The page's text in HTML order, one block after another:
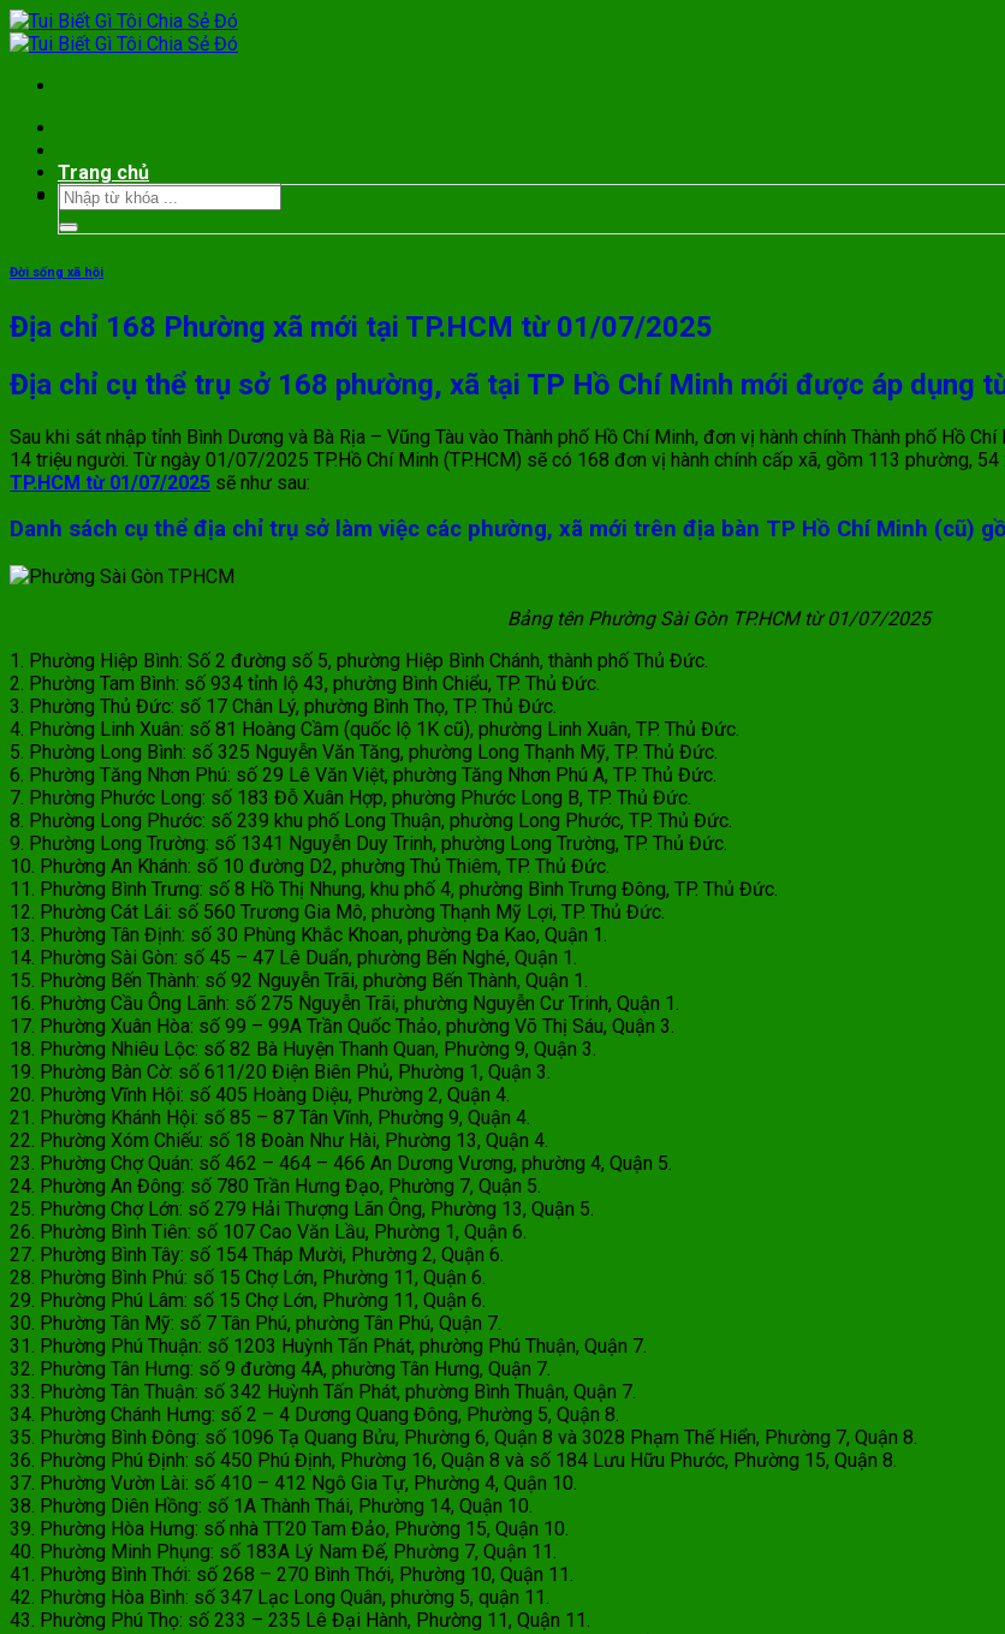
Bỏ
qua
dung
Trang chủ
Đời sống xã hội
Địa chỉ 168 Phường xã mới tại TP.HCM từ 01/07/2025
Địa chỉ cụ thể trụ sở 168 phường, xã tại TP Hồ Chí Minh mới được áp dụng
Sau khi sát nhập tỉnh Bình Dương và Bà Rịa – Vũng Tàu vào Thành phố Hồ Chí Minh, đơn vị hành chính Thành phố Hồ
14 triệu người. Từ ngày 01/07/2025 TP.Hồ Chí Minh (TP.HCM) sẽ có 168 đơn vị hành chính cấp xã, gồm 113 phường, 54
TP.HCM từ 01/07/2025 sẽ như sau:
Danh sách cụ thể địa chỉ trụ sở làm việc các phường, xã mới trên địa bàn TP Hồ Chí Minh (cũ)
Bảng tên Phường Sài Gòn TP.HCM từ 01/07/2025
1. Phường Hiệp Bình: Số 2 đường số 5, phường Hiệp Bình Chánh, thành phố Thủ Đức.
2. Phường Tam Bình: số 934 tỉnh lộ 43, phường Bình Chiểu, TP. Thủ Đức.
3. Phường Thủ Đức: số 17 Chân Lý, phường Bình Thọ, TP. Thủ Đức.
4. Phường Linh Xuân: số 81 Hoàng Cầm (quốc lộ 1K cũ), phường Linh Xuân, TP. Thủ Đức.
5. Phường Long Bình: số 325 Nguyễn Văn Tăng, phường Long Thạnh Mỹ, TP. Thủ Đức.
6. Phường Tăng Nhơn Phú: số 29 Lê Văn Việt, phường Tăng Nhơn Phú A, TP. Thủ Đức.
7. Phường Phước Long: số 183 Đỗ Xuân Hợp, phường Phước Long B, TP. Thủ Đức.
8. Phường Long Phước: số 239 khu phố Long Thuận, phường Long Phước, TP. Thủ Đức.
9. Phường Long Trường: số 1341 Nguyễn Duy Trinh, phường Long Trường, TP. Thủ Đức.
10. Phường An Khánh: số 10 đường D2, phường Thủ Thiêm, TP. Thủ Đức.
11. Phường Bình Trưng: số 8 Hồ Thị Nhung, khu phố 4, phường Bình Trưng Đông, TP. Thủ Đức.
12. Phường Cát Lái: số 560 Trương Gia Mô, phường Thạnh Mỹ Lợi, TP. Thủ Đức.
13. Phường Tân Định: số 30 Phùng Khắc Khoan, phường Đa Kao, Quận 1.
14. Phường Sài Gòn: số 45 – 47 Lê Duẩn, phường Bến Nghé, Quận 1.
15. Phường Bến Thành: số 92 Nguyễn Trãi, phường Bến Thành, Quận 1.
16. Phường Cầu Ông Lãnh: số 275 Nguyễn Trãi, phường Nguyễn Cư Trinh, Quận 1.
17. Phường Xuân Hòa: số 99 – 99A Trần Quốc Thảo, phường Võ Thị Sáu, Quận 3.
18. Phường Nhiêu Lộc: số 82 Bà Huyện Thanh Quan, Phường 9, Quận 3.
19. Phường Bàn Cờ: số 611/20 Điện Biên Phủ, Phường 1, Quận 3.
20. Phường Vĩnh Hội: số 405 Hoàng Diệu, Phường 2, Quận 4.
21. Phường Khánh Hội: số 85 – 87 Tân Vĩnh, Phường 9, Quận 4.
22. Phường Xóm Chiếu: số 18 Đoàn Như Hài, Phường 13, Quận 4.
23. Phường Chợ Quán: số 462 – 464 – 466 An Dương Vương, phường 4, Quận 5.
24. Phường An Đông: số 780 Trần Hưng Đạo, Phường 7, Quận 5.
25. Phường Chợ Lớn: số 279 Hải Thượng Lãn Ông, Phường 13, Quận 5.
26. Phường Bình Tiên: số 107 Cao Văn Lầu, Phường 1, Quận 6.
27. Phường Bình Tây: số 154 Tháp Mười, Phường 2, Quận 6.
28. Phường Bình Phú: số 15 Chợ Lớn, Phường 11, Quận 6.
29. Phường Phú Lâm: số 15 Chợ Lớn, Phường 11, Quận 6.
30. Phường Tân Mỹ: số 7 Tân Phú, phường Tân Phú, Quận 7.
31. Phường Phú Thuận: số 1203 Huỳnh Tấn Phát, phường Phú Thuận, Quận 7.
32. Phường Tân Hưng: số 9 đường 4A, phường Tân Hưng, Quận 7.
33. Phường Tân Thuận: số 342 Huỳnh Tấn Phát, phường Bình Thuận, Quận 7.
34. Phường Chánh Hưng: số 2 – 4 Dương Quang Đông, Phường 5, Quận 8.
35. Phường Bình Đông: số 1096 Tạ Quang Bửu, Phường 6, Quận 8 và 3028 Phạm Thế Hiển, Phường 7, Quận 8.
36. Phường Phú Định: số 450 Phú Định, Phường 16, Quận 8 và số 184 Lưu Hữu Phước, Phường 15, Quận 8.
37. Phường Vườn Lài: số 410 – 412 Ngô Gia Tự, Phường 4, Quận 10.
38. Phường Diên Hồng: số 1A Thành Thái, Phường 14, Quận 10.
39. Phường Hòa Hưng: số nhà TT20 Tam Đảo, Phường 15, Quận 10.
40. Phường Minh Phụng: số 183A Lý Nam Đế, Phường 7, Quận 11.
41. Phường Bình Thới: số 268 – 270 Bình Thới, Phường 10, Quận 11.
42. Phường Hòa Bình: số 347 Lạc Long Quân, phường 5, quận 11.
43. Phường Phú Thọ: số 233 – 235 Lê Đại Hành, Phường 11, Quận 11.